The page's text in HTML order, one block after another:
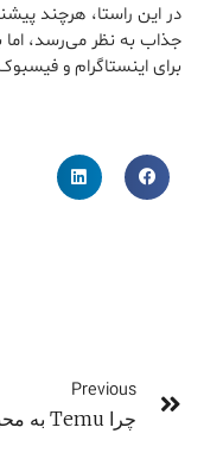
جذاب به نظر می‌رسد، اما
برای اینستاگرام و
Previous